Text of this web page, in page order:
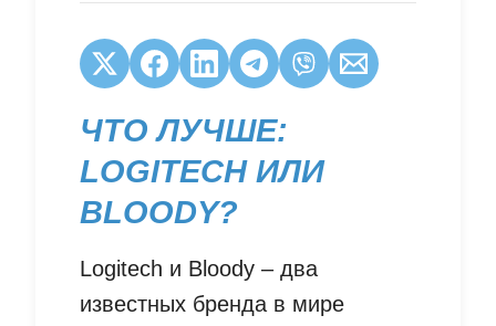
ЧТО ЛУЧШЕ:
LOGITECH ИЛИ
BLOODY?
Logitech и Bloody – два
известных бренда в мире